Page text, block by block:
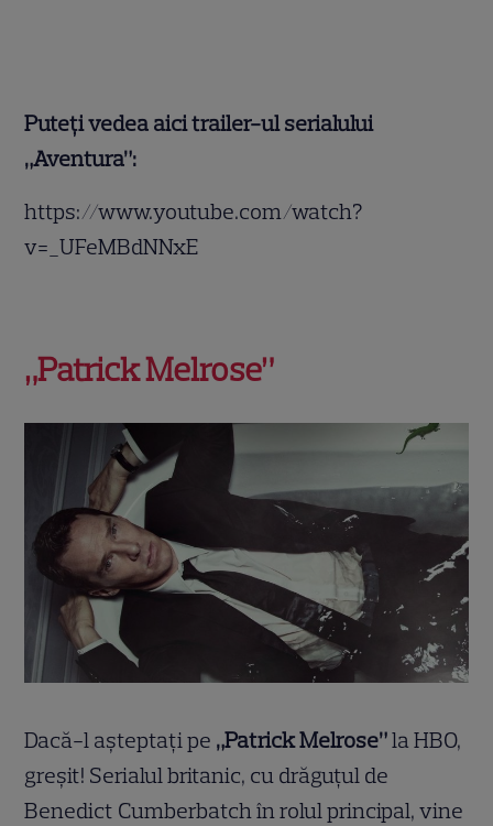
Puteți vedea aici trailer-ul serialului
„Aventura”:
https://www.youtube.com/watch?
v=_UFeMBdNNxE
„Patrick Melrose”
Dacă-l așteptați pe „Patrick Melrose”la HBO,
greșit! Serialul britanic, cu drăguțul de
Benedict Cumberbatch în rolul principal, vine